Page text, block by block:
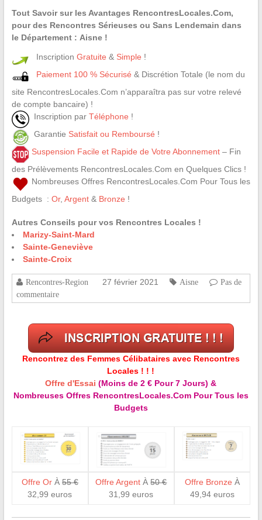
Tout Savoir sur les Avantages RencontresLocales.Com,
pour des Rencontres Sérieuses ou Sans Lendemain dans
le Département : Aisne !
Inscription Gratuite & Simple !
Paiement 100 % Sécurisé & Discrétion Totale (le nom du
site RencontresLocales.Com n’apparaîtra pas sur votre relevé
de compte bancaire) !
Inscription par Téléphone !
Garantie Satisfait ou Remboursé !
Suspension Facile et Rapide de Votre Abonnement– Fin
des Prélèvements RencontresLocales.Com en Quelques Clics !
Nombreuses Offres RencontresLocales.Com Pour Tous les
Budgets : Or, Argent& Bronze !
Autres Conseils pour vos Rencontres Locales !
Marizy-Saint-Mard
Sainte-Geneviève
Sainte-Croix
Rencontres-Region 27 février 2021 Aisne
Pas de
commentaire
Rencontrez des Femmes Célibataires avec Rencontres
Locales ! ! !
Offre d'Essai (Moins de 2 € Pour 7 Jours) &
Nombreuses Offres RencontresLocales.Com Pour Tous les
Budgets
Offre OrÀ 55 €
32,99 euros
Offre Argent À50 €
31,99 euros
Offre Bronze À
49,94 euros